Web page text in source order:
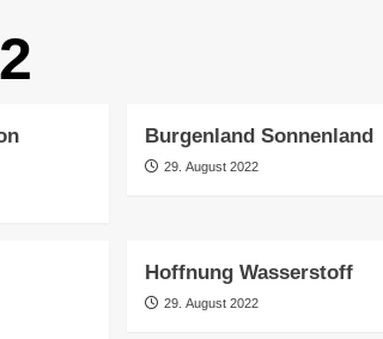
Burgenland Sonnenland
29. August 2022
Hoffnung Wasserstoff
29. August 2022